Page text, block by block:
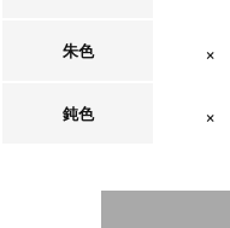
朱色
鈍色